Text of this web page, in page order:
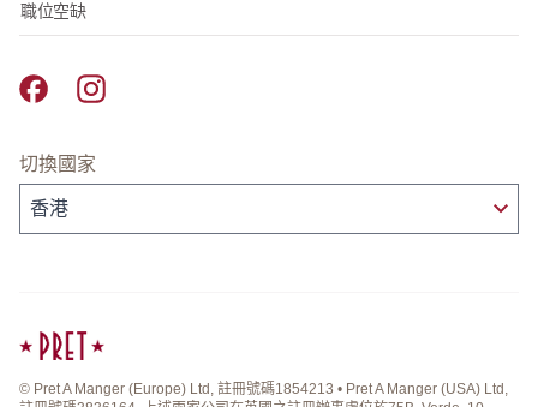
職位空缺
Pret A Manger facebook
Pret A Manger instagram
切換國家
© Pret A Manger (Europe) Ltd, 註冊號碼1854213 • Pret A Manger (USA) Ltd,